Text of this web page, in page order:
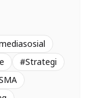
#Strategi